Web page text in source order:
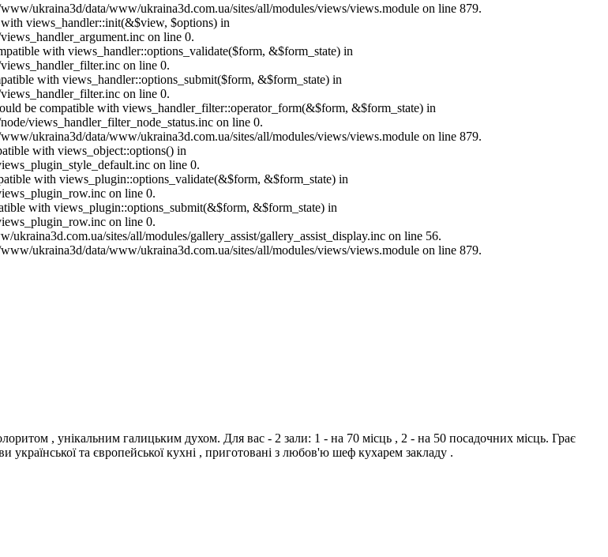
ukraina3d/data/www/ukraina3d.com.ua/sites/all/modules/views/views.module on line 879.
views_handler::init(&$view, $options) in
on line 0.
with views_handler::options_validate($form, &$form_state) in
on line 0.
with views_handler::options_submit($form, &$form_state) in
on line 0.
be compatible with views_handler_filter::operator_form(&$form, &$form_state) in
views_handler_filter_node_status.inc on line 0.
ukraina3d/data/www/ukraina3d.com.ua/sites/all/modules/views/views.module on line 879.
with views_object::options() in
on line 0.
with views_plugin::options_validate(&$form, &$form_state) in
on line 0.
with views_plugin::options_submit(&$form, &$form_state) in
on line 0.
sites/all/modules/gallery_assist/gallery_assist_display.inc on line 56.
ukraina3d/data/www/ukraina3d.com.ua/sites/all/modules/views/views.module on line 879.
, унікальним галицьким духом. Для вас - 2 зали: 1 - на 70 місць , 2 - на 50 посадочних місць. Грає
та європейської кухні , приготовані з любов'ю шеф кухарем закладу .